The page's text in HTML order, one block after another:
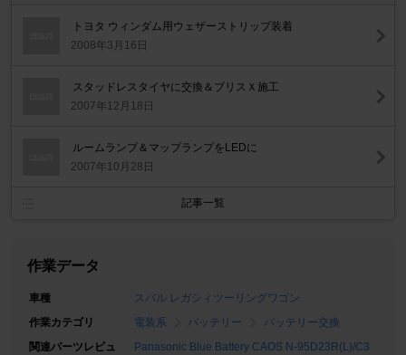
トヨタ ウィンダム用ウェザーストリップ装着
2008年3月16日
スタッドレスタイヤに交換＆ブリスＸ施工
2007年12月18日
ルームランプ＆マップランプをLEDに
2007年10月28日
記事一覧
作業データ
車種
スバル レガシィツーリングワゴン
作業カテゴリ
電装系 バッテリー
バッテリー交換
関連パーツレビュ
Panasonic Blue Battery CAOS N-95D23R(L)/C3